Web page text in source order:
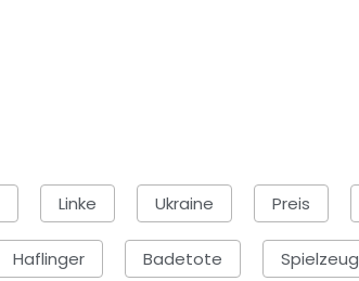
Linke Ukraine Preis
Haflinger Badetote Spielzeug